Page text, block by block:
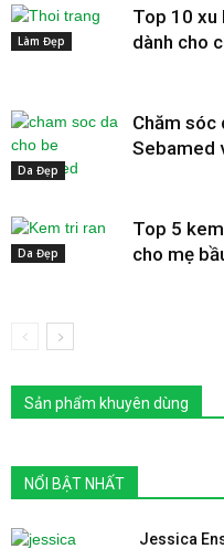
Làm Đẹp
Top 10 xu
dành cho
Da Đẹp
Chăm sóc
Sebamed
Da Đẹp
Top 5
cho mẹ
Sản phẩm khuyên dùng
NỔI BẬT NHẤT
Jessica